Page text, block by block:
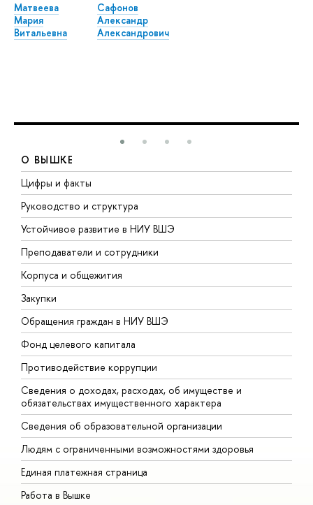
Матвеева
Мария
Витальевна
Сафонов
Александр
Александрович
О ВЫШКЕ
Цифры и факты
Руководство и структура
Устойчивое развитие в НИУ ВШЭ
Преподаватели и сотрудники
Корпуса и общежития
Закупки
Обращения граждан в НИУ ВШЭ
Фонд целевого капитала
Противодействие коррупции
Сведения о доходах, расходах, об имуществе и
обязательствах имущественного характера
Сведения об образовательной организации
Людям с ограниченными возможностями здоровья
Единая платежная страница
Работа в Вышке